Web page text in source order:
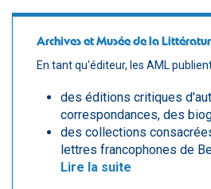
Archives et Musée de la
En tant qu'éditeur, les AML
des éditions critiques
correspondances, des
des collections
lettres francophones de
Lire la suite